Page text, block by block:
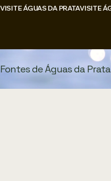
VISITE ÁGUAS DA PRATA
Fontes de Águas da Prata